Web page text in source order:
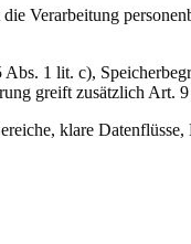
Verarbeitung
1 lit. c),
greift zusätzlich Art.
klare